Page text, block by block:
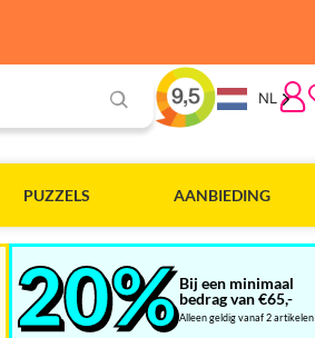
NL
PUZZELS AANBIEDING
Bij een minimaal
bedrag van €65,-
Alleen geldig vanaf 2 artikelen